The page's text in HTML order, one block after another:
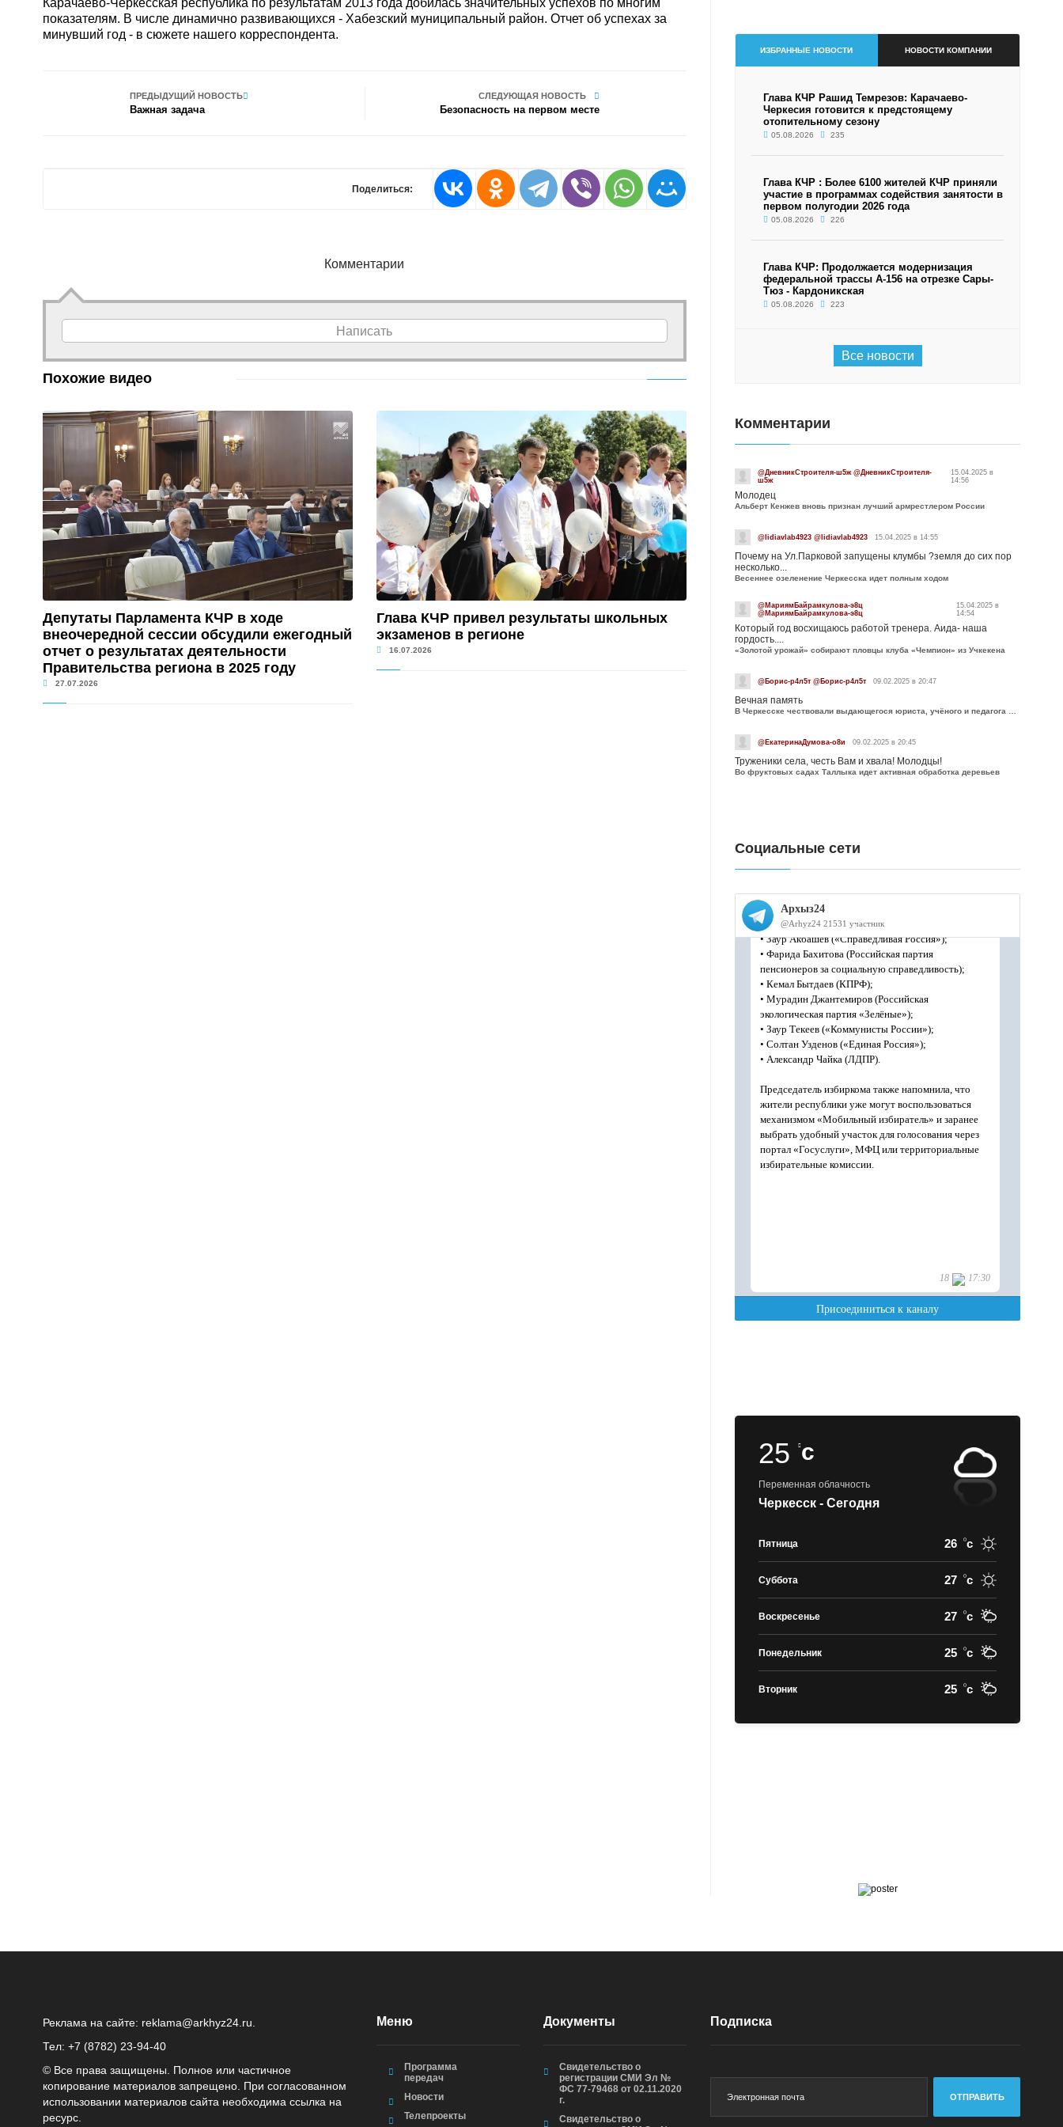
Карачаево-Черкесская республика по результатам 2013 года добилась значительных успехов по многим
показателям. В числе динамично развивающихся - Хабезский муниципальный район. Отчет об успехах за
минувший год - в сюжете нашего корреспондента.
ПРЕДЫДУЩИЙ НОВОСТЬ
Важная задача
СЛЕДУЮЩАЯ НОВОСТЬ
Безопасность на первом месте
Поделиться:
Комментарии
Написать
Похожие видео
Депутаты Парламента КЧР в ходе
внеочередной сессии обсудили ежегодный
отчет о результатах деятельности
Правительства региона в 2025 году
27.07.2026
Глава КЧР привел результаты школьных
экзаменов в регионе
16.07.2026
ИЗБРАННЫЕ НОВОСТИ НОВОСТИ КОМПАНИИ
Глава КЧР Рашид Темрезов: Карачаево-
Черкесия готовится к предстоящему
отопительному сезону
05.08.2026 235
Глава КЧР : Более 6100 жителей КЧР приняли
участие в программах содействия занятости в
первом полугодии 2026 года
05.08.2026 226
Глава КЧР: Продолжается модернизация
федеральной трассы А-156 на отрезке Сары-
Тюз - Кардоникская
05.08.2026 223
Все новости
Комментарии
@ДневникСтроителя-ш5ж @ДневникСтроителя-
ш5ж
15.04.2025 в
14:56
Молодец
Альберт Кенжев вновь признан лучший армрестлером России
@lidiavlab4923 @lidiavlab4923 15.04.2025 в 14:55
Почему на Ул.Парковой запущены клумбы ?земля до сих пор
несколько...
Весеннее озеленение Черкесска идет полным ходом
@МариямБайрамкулова-э8ц
@МариямБайрамкулова-э8ц
15.04.2025 в
14:54
Который год восхищаюсь работой тренера. Аида- наша
гордость....
«Золотой урожай» собирают пловцы клуба «Чемпион» из Учкекена
@Борис-р4л5т @Борис-р4л5т 09.02.2025 в 20:47
Вечная память
@ЕкатеринаДумова-о8и 09.02.2025 в 20:45
Труженики села, честь Вам и хвала! Молодцы!
Во фруктовых садах Таллыка идет активная обработка деревьев
Социальные сети
25c
Переменная облачность
Черкесск - Сегодня
Пятница 26 c
Суббота 27 c
Воскресенье 27 c
Понедельник 25 c
Вторник 25 c
Реклама на сайте: reklama@arkhyz24.ru
Тел: +7 (8782) 23‑94‑40
© Все права защищены. Полное или частичное
копирование материалов запрещено. При согласованном
использовании материалов сайта необходима ссылка на
ресурс.
Меню
Программа
передач
Новости
Телепроекты
Документы
Свидетельство о
регистрации СМИ Эл №
ФС 77-79468 от 02.11.2020
г.
Свидетельство о
Подписка
ОТПРАВИТЬ